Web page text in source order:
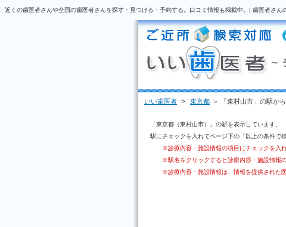
近くの歯医者さんや全国の歯医者さんを探す・見つける・予約する。口コミ情報も掲載中。| 歯医者さん
いい歯医者 ＞ 東京都 ＞ 「東村山市」の駅か
「東京都（東村山市）」の駅を表示しています。
駅にチェックを入れてページ下の「以上の条件で
※診療内容・施設情報の項目にチェックを入
※駅名をクリックすると診療内容・施設情報
※診療内容・施設情報は、情報を提供された